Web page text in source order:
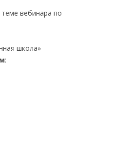
вебинара по
школа»
: